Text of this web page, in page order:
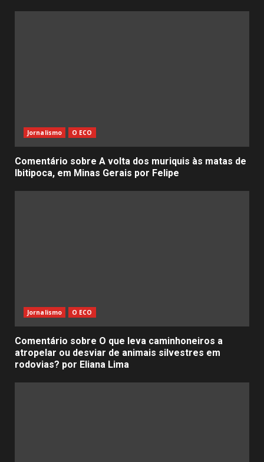
Jornalismo O ECO
Comentário sobre A volta dos muriquis às matas de
Ibitipoca, em Minas Gerais por Felipe
Jornalismo O ECO
Comentário sobre O que leva caminhoneiros a
atropelar ou desviar de animais silvestres em
rodovias? por Eliana Lima